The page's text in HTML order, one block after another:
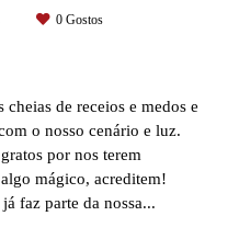
0Gostos
de receios e medos e
o nosso cenário e luz.
por nos terem
mágico, acreditem!
faz parte da nossa...